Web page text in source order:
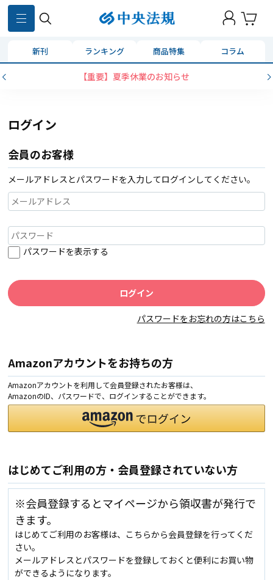
新刊 ランキング 商品特集 コラム
【重要】夏季休業のお知らせ
ログイン
会員のお客様
メールアドレスとパスワードを入力してログインしてください。
パスワードを表示する
パスワードをお忘れの方はこちら
Amazonアカウントをお持ちの方
Amazonアカウントを利用して会員登録されたお客様は、
AmazonのID、パスワードで、ログインすることができます。
はじめてご利用の方・会員登録されていない方
※会員登録するとマイページから領収書が発行で
きます。
はじめてご利用のお客様は、こちらから会員登録を行ってくだ
さい。
メールアドレスとパスワードを登録しておくと便利にお買い物
ができるようになります。